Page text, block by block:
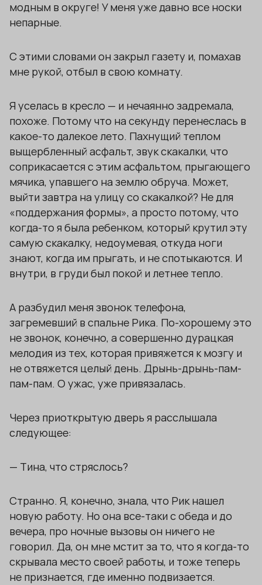
модным в округе! У меня уже давно все носки
непарные.
С этими словами он закрыл газету и, помахав
мне рукой, отбыл в свою комнату.
Я уселась в кресло — и нечаянно задремала,
похоже. Потому что на секунду перенеслась в
какое-то далекое лето. Пахнущий теплом
выщербленный асфальт, звук скакалки, что
соприкасается с этим асфальтом, прыгающего
мячика, упавшего на землю обруча. Может,
выйти завтра на улицу со скакалкой? Не для
«поддержания формы», а просто потому, что
когда-то я была ребенком, который крутил эту
самую скакалку, недоумевая, откуда ноги
знают, когда им прыгать, и не спотыкаются. И
внутри, в груди был покой и летнее тепло.
А разбудил меня звонок телефона,
загремевший в спальне Рика. По-хорошему это
не звонок, конечно, а совершенно дурацкая
мелодия из тех, которая привяжется к мозгу и
не отвяжется целый день. Дрынь-дрынь-пам-
пам-пам. О ужас, уже привязалась.
Через приоткрытую дверь я расслышала
следующее:
— Тина, что стряслось?
Странно. Я, конечно, знала, что Рик нашел
новую работу. Но она все-таки с обеда и до
вечера, про ночные вызовы он ничего не
говорил. Да, он мне мстит за то, что я когда-то
скрывала место своей работы, и тоже теперь
не признается, где именно подвизается.